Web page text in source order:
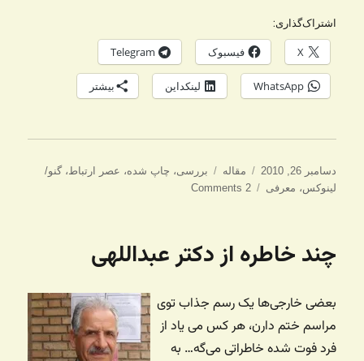
اشتراک‌گذاری:
X فیسبوک Telegram
WhatsApp لینکداین بیشتر
ارسال
شده
دسامبر 26, 2010 دسته‌ها
مقاله برچسب‌ها
بررسی، چاپ شده، عصر ارتباط،گنو/
لینوکس، معرفی 2 Comments
چند خاطره از دکتر عبداللهی
بعضی خارجی‌ها یک رسم جذاب توی
مراسم ختم دارن، هر کس می یاد از
فرد فوت شده خاطراتی می‌گه… به